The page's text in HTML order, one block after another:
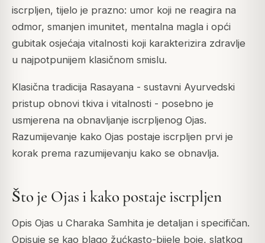
iscrpljen, tijelo je prazno: umor koji ne reagira na
odmor, smanjen imunitet, mentalna magla i opći
gubitak osjećaja vitalnosti koji karakterizira zdravlje
u najpotpunijem klasičnom smislu.
Klasična tradicija Rasayana - sustavni Ayurvedski
pristup obnovi tkiva i vitalnosti - posebno je
usmjerena na obnavljanje iscrpljenog Ojas.
Razumijevanje kako Ojas postaje iscrpljen prvi je
korak prema razumijevanju kako se obnavlja.
Što je Ojas i kako postaje iscrpljen
Opis Ojas u Charaka Samhita je detaljan i specifičan.
Opisuje se kao blago žućkasto-bijele boje, slatkog